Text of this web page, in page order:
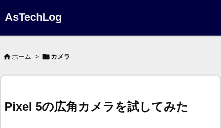
AsTechLog
 ホーム >  カメラ
Pixel 5の広角カメラを試してみた